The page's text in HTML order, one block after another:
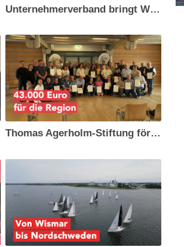
Unternehmerverband bringt Wirtschaft aus Westmecklenburg zum Sommerfest in Schwerin zusammen
Thomas Agerholm-Stiftung fördert 26 Vereine aus Wismar und der Region